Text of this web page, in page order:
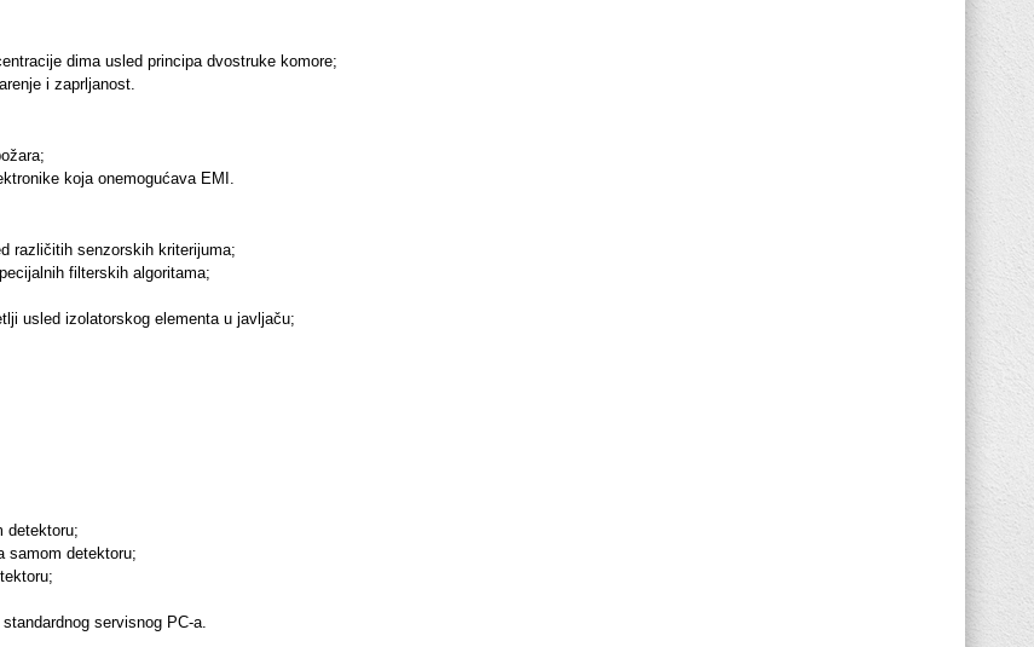
dima usled principa dvostruke komore;
i zaprljanost.
koja onemogućava EMI.
različitih senzorskih kriterijuma;
filterskih algoritama;
usled izolatorskog elementa u javljaču;
detektoru;
samom detektoru;
servisnog PC-a.